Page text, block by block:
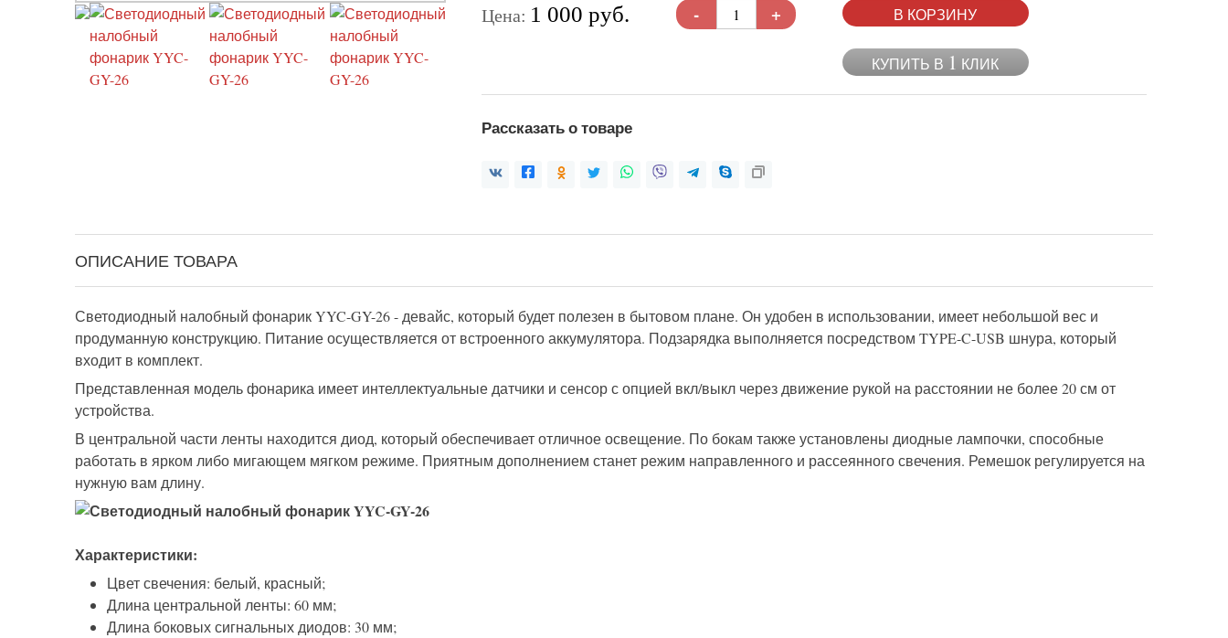
Цена: 1 000 руб. - + В КОРЗИНУ
КУПИТЬ В 1 КЛИК
Рассказать о товаре
ОПИСАНИЕ ТОВАРА
Светодиодный налобный фонарик YYC-GY-26 - девайс, который будет полезен в бытовом плане. Он удобен в использовании, имеет небольшой вес и
продуманную конструкцию. Питание осуществляется от встроенного аккумулятора. Подзарядка выполняется посредством TYPE-C-USB шнура, который
входит в комплект.
Представленная модель фонарика имеет интеллектуальные датчики и сенсор с опцией вкл/выкл через движение рукой на расстоянии не более 20 см от
устройства.
В центральной части ленты находится диод, который обеспечивает отличное освещение. По бокам также установлены диодные лампочки, способные
работать в ярком либо мигающем мягком режиме. Приятным дополнением станет режим направленного и рассеянного свечения. Ремешок регулируется на
нужную вам длину.
Характеристики:
Цвет свечения: белый, красный;
Длина центральной ленты: 60 мм;
Длина боковых сигнальных диодов: 30 мм;